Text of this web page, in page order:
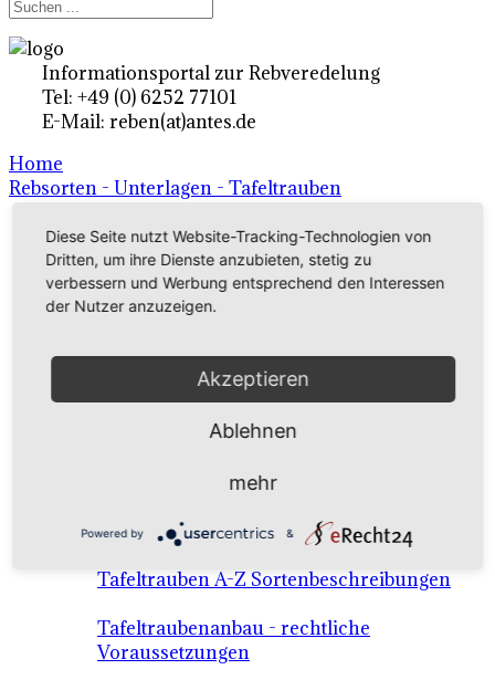
Informationsportal zur Rebveredelung
Tel: +49 (0) 6252 77101
E-Mail: reben(at)antes.de
Home
Rebsorten - Unterlagen - Tafeltrauben
Ertragsrebsorten A-Z
in Deutschland
Rebsorten international
externe Links
Tafeltrauben A-Z Sortenbeschreibungen
Tafeltraubenanbau - rechtliche
Voraussetzungen
Diese Seite nutzt Website-Tracking-Technologien von
Dritten, um ihre Dienste anzubieten, stetig zu
verbessern und Werbung entsprechend den Interessen
der Nutzer anzuzeigen.
Akzeptieren
Ablehnen
mehr
Powered by &